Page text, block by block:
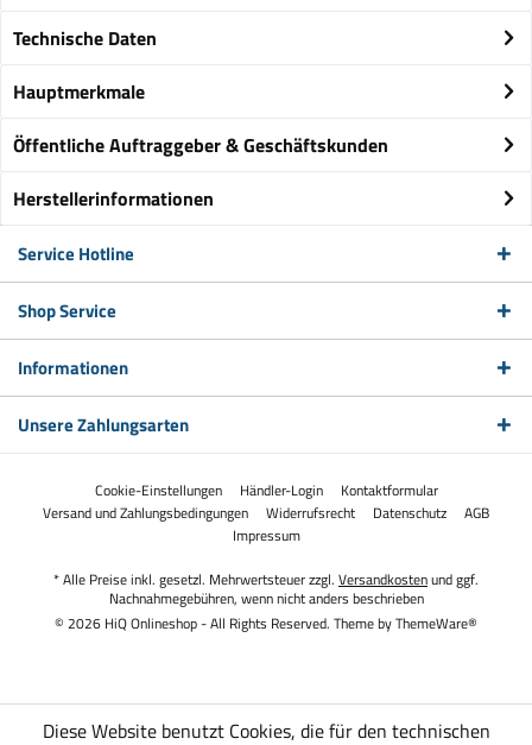
Technische Daten
Hauptmerkmale
Öffentliche Auftraggeber & Geschäftskunden
Herstellerinformationen
Service Hotline
Shop Service
Informationen
Unsere Zahlungsarten
Cookie-Einstellungen Händler-Login
Kontaktformular
Versand und Zahlungsbedingungen
Widerrufsrecht Datenschutz
AGB
Impressum
* Alle Preise inkl. gesetzl. Mehrwertsteuer zzgl. Versandkostenund ggf.
Nachnahmegebühren, wenn nicht anders beschrieben
© 2026 HiQ Onlineshop - All Rights Reserved. Theme byThemeWare®
Diese Website benutzt Cookies, die für den technischen